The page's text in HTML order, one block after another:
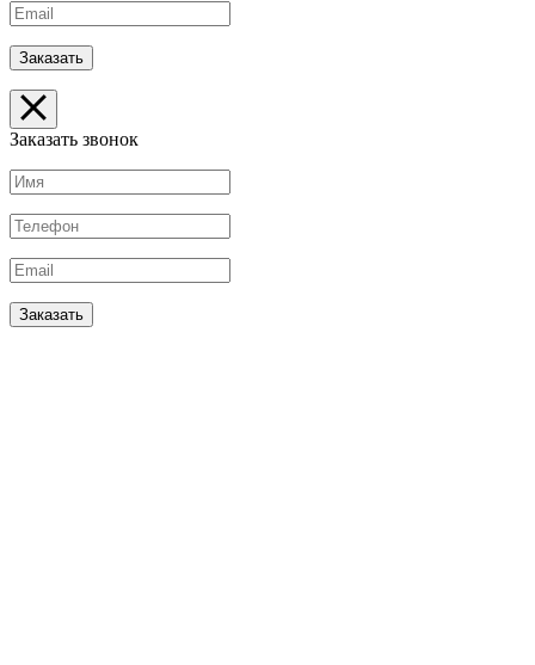
Заказать звонок